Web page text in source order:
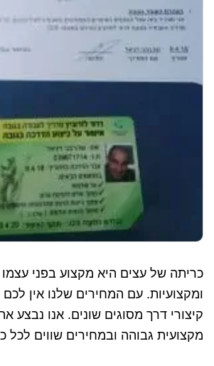
כריתה של עצים היא מקצוע בפני
ומקצועיות. עם המחירים שלנו אין
קיצורי דרך מסוגים שונים. אנו נבצע
מקצועית גבוהה ובמחירים שווים לכל